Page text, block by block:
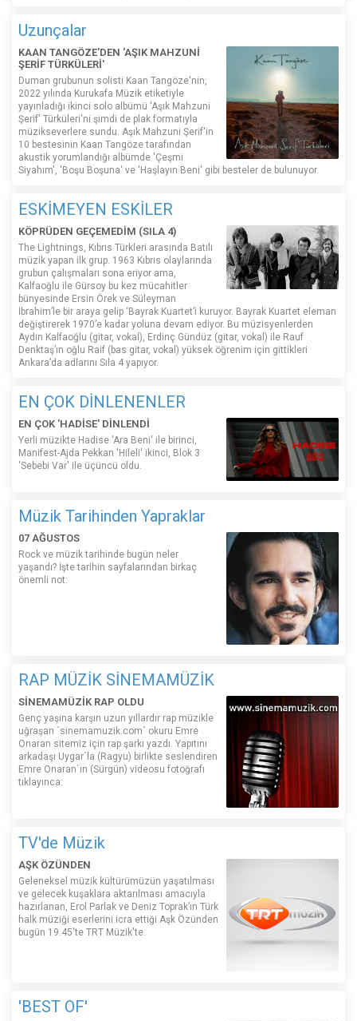
Uzunçalar
KAAN TANGÖZE'DEN 'AŞIK MAHZUNİ
ŞERİF TÜRKÜLERİ'
Duman grubunun solisti Kaan Tangöze'nin,
2022 yılında Kurukafa Müzik etiketiyle
yayınladığı ikinci solo albümü 'Aşık Mahzuni
Şerif' Türküleri'ni şimdi de plak formatıyla
müzikseverlere sundu. Aşık Mahzuni Şerif'in
10 bestesinin Kaan Tangöze tarafından
akustik yorumlandığı albümde 'Çeşmi
Siyahım', 'Boşu Boşuna' ve 'Haşlayın Beni' gibi besteler de bulunuyor.
ESKİMEYEN ESKİLER
KÖPRÜDEN GEÇEMEDİM (SILA 4)
The Lightnings, Kıbrıs Türkleri arasında Batılı
müzik yapan ilk grup. 1963 Kıbrıs olaylarında
grubun çalışmaları sona eriyor ama,
Kalfaoğlu ile Gürsoy bu kez mücahitler
bünyesinde Ersin Örek ve Süleyman
İbrahim’le bir araya gelip ‘Bayrak Kuartet’i kuruyor. Bayrak Kuartet eleman
değiştirerek 1970’e kadar yoluna devam ediyor. Bu müzisyenlerden
Aydın Kalfaoğlu (gitar, vokal), Erdinç Gündüz (gitar, vokal) ile Rauf
Denktaş’ın oğlu Raif (bas gitar, vokal) yüksek öğrenim için gittikleri
Ankara’da adlarını Sıla 4 yapıyor.
EN ÇOK DİNLENENLER
EN ÇOK 'HADİSE' DİNLENDİ
Yerli müzikte Hadise 'Ara Beni' ile birinci,
Manifest-Ajda Pekkan 'Hileli' ikinci, Blok 3
'Sebebi Var' ile üçüncü oldu.
Müzik Tarihinden Yapraklar
07 AĞUSTOS
Rock ve müzik tarihinde bugün neler
yaşandı? İşte tarihin sayfalarından birkaç
önemli not:
RAP MÜZİK SİNEMAMÜZİK
SİNEMAMÜZİK RAP OLDU
Genç yaşına karşın uzun yıllardır rap müzikle
uğraşan ´sinemamuzik.com´ okuru Emre
Onaran sitemiz için rap şarkı yazdı. Yapıtını
arkadaşı Uygar´la (Ragyu) birlikte seslendiren
Emre Onaran´ın (Sürgün) videosu fotoğrafı
tıklayınca:
TV'de Müzik
AŞK ÖZÜNDEN
Geleneksel müzik kültürümüzün yaşatılması
ve gelecek kuşaklara aktarılması amacıyla
hazırlanan, Erol Parlak ve Deniz Toprak’ın Türk
halk müziği eserlerini icra ettiği Aşk Özünden
bugün 19.45'te TRT Müzik'te.
'BEST OF'